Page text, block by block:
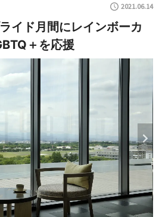
2021.06.14
イド月間にレインボーカ
＋を応援